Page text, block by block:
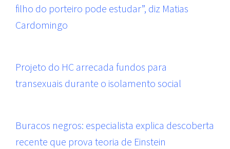
filho do porteiro pode estudar”, diz Matias
Cardomingo
Projeto do HC arrecada fundos para
transexuais durante o isolamento social
Buracos negros: especialista explica descoberta
recente que prova teoria de Einstein